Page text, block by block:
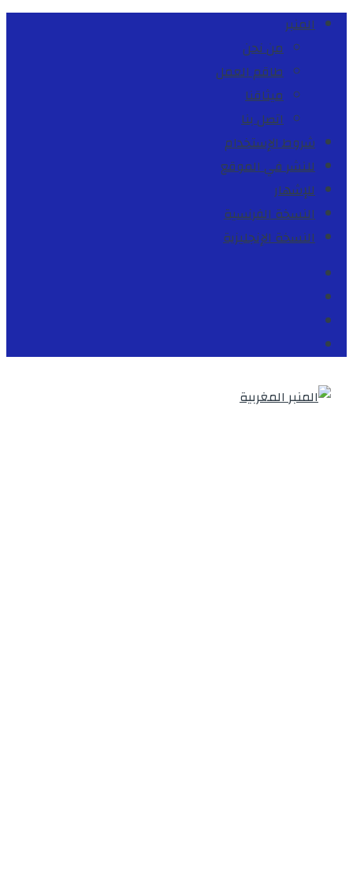
المنبر
من نحن
طاقم العمل
ميثاقنا
اتصل بنا
شروط الإستخدام
للنشر في الموقع
للإشهار
النسخة الفرنسية
النسخة الإنجليزية